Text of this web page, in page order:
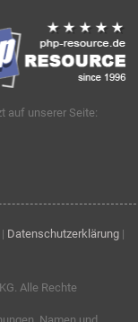
auf unserer Seite:
| Datenschutzerklärung |
. Alle Rechte